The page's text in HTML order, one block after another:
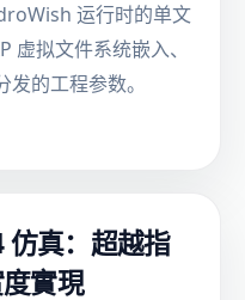
运行时的单文
虚拟文件系统嵌入、
的工程参数。
仿真：超越指
實現